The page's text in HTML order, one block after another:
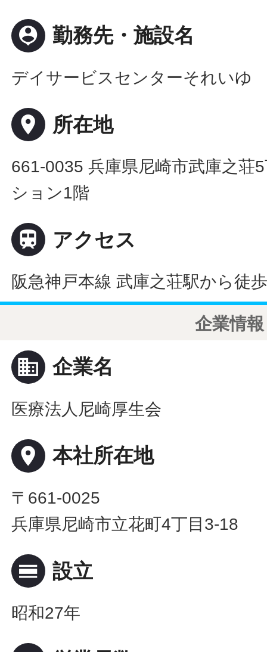
person_pin 勤務先・施設名
デイサービスセンターそれいゆ
place 所在地
661-0035 兵庫県尼崎市武庫之荘
ション1階
 アクセス
阪急神戸本線 武庫之荘駅から徒
企業情報
business 企業名
医療法人尼崎厚生会
place 本社所在地
〒661-0025
兵庫県尼崎市立花町4丁目3-18
calendar_view_day 設立
昭和27年